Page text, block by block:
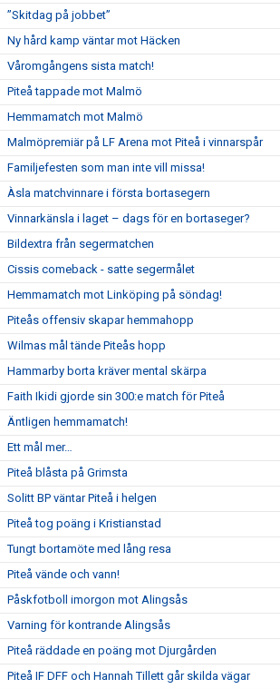
”Skitdag på jobbet”
Ny hård kamp väntar mot Häcken
Våromgångens sista match!
Piteå tappade mot Malmö
Hemmamatch mot Malmö
Malmöpremiär på LF Arena mot Piteå i vinnarspår
Familjefesten som man inte vill missa!
Àsla matchvinnare i första bortasegern
Vinnarkänsla i laget – dags för en bortaseger?
Bildextra från segermatchen
Cissis comeback - satte segermålet
Hemmamatch mot Linköping på söndag!
Piteås offensiv skapar hemmahopp
Wilmas mål tände Piteås hopp
Hammarby borta kräver mental skärpa
Faith Ikidi gjorde sin 300:e match för Piteå
Äntligen hemmamatch!
Ett mål mer…
Piteå blåsta på Grimsta
Solitt BP väntar Piteå i helgen
Piteå tog poäng i Kristianstad
Tungt bortamöte med lång resa
Piteå vände och vann!
Påskfotboll imorgon mot Alingsås
Varning för kontrande Alingsås
Piteå räddade en poäng mot Djurgården
Piteå IF DFF och Hannah Tillett går skilda vägar